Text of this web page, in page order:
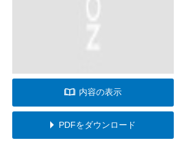
内容の表示
PDFをダウンロード